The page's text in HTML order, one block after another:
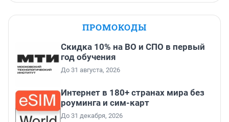
ПРОМОКОДЫ
Скидка 10% на ВО и СПО в первый
год обучения
До 31 августа, 2026
Интернет в 180+ странах мира без
роуминга и сим-карт
До 31 декабря, 2026